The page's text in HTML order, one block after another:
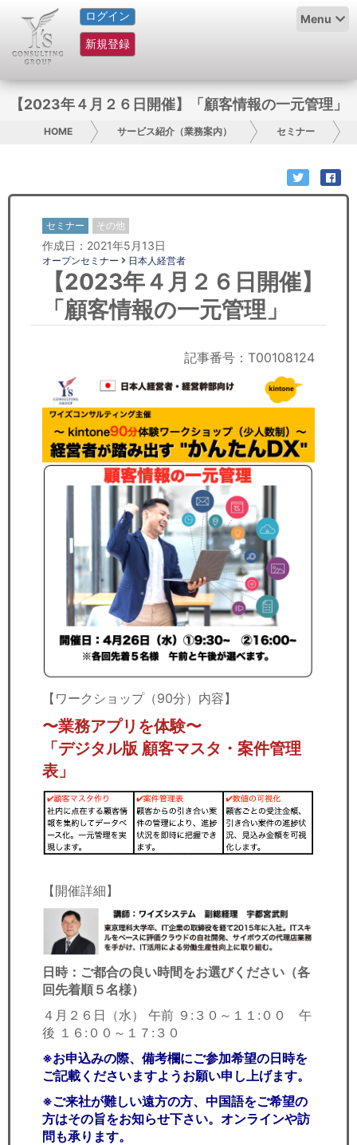
ログイン
新規登録
Menu
HOME
サービス紹介
グループ概要
日本人にPR
コンサルティング
リサーチ
経済ニュース
労務顧問
【2023年４月２６日開催】「顧客情報の一元管理」
HOME サービス紹介（業務案内） セミナー
セミナー その他
作成日：2021年5月13日
オープンセミナー 日本人経営者
【2023年４月２６日開催】
「顧客情報の一元管理」
記事番号：T00108124
【ワークショップ（90分）内容】
〜業務アプリを体験〜
「デジタル版 顧客マスタ・案件管理
表」
【開催詳細】
日時：ご都合の良い時間をお選びください（各
回先着順５名様）
４月２６日（水） 午前 ９:３０～１１:００ 午
後 １６:００～１７:３０
※お申込みの際、備考欄にご参加希望の日時を
ご記載くださいますようお願い申し上げます。
※ご来社が難しい遠方の方、中国語をご希望の
方はその旨をお知らせ下さい。オンラインや訪
問も承ります。